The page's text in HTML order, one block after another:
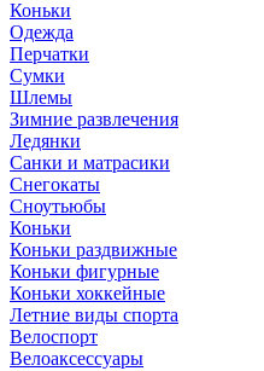
Коньки
Одежда
Перчатки
Сумки
Шлемы
Зимние развлечения
Ледянки
Санки и матрасики
Снегокаты
Сноутьюбы
Коньки
Коньки раздвижные
Коньки фигурные
Коньки хоккейные
Летние виды спорта
Велоспорт
Велоаксессуары